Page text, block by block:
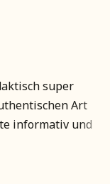
super
Art
informativ und